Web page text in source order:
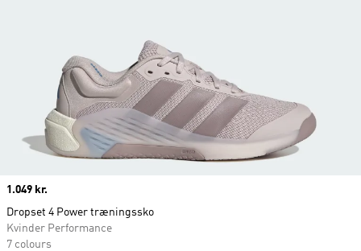
Price
1.049 kr.
Dropset 4 Power træningssko
Kvinder Performance
7 colours